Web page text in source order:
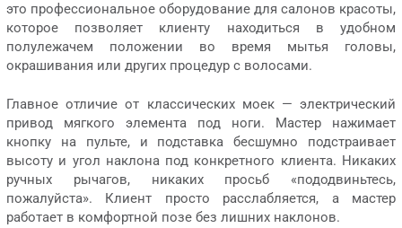
это профессиональное оборудование для салонов красоты,
которое позволяет клиенту находиться в удобном
полулежачем положении во время мытья головы,
окрашивания или других процедур с волосами.
Главное отличие от классических моек — электрический
привод мягкого элемента под ноги. Мастер нажимает
кнопку на пульте, и подставка бесшумно подстраивает
высоту и угол наклона под конкретного клиента. Никаких
ручных рычагов, никаких просьб «пододвиньтесь,
пожалуйста». Клиент просто расслабляется, а мастер
работает в комфортной позе без лишних наклонов.